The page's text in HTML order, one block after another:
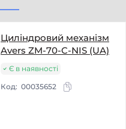
Циліндровий механізм
Avers ZM-70-C-NIS (UA)
Є в наявності
Код: 00035652